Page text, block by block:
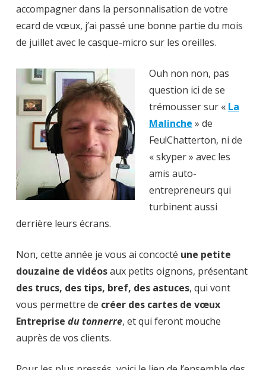
accompagner dans la personnalisation de votre
ecard de vœux, j’ai passé une bonne partie du mois
de juillet avec le casque-micro sur les oreilles.
Ouh non non, pas
question ici de se
trémousser sur « La
Malinche » de
Feu!Chatterton, ni de
« skyper » avec les
amis auto-
entrepreneurs qui
turbinent aussi
derrière leurs écrans.
Non, cette année je vous ai concocté une petite
douzaine de vidéosaux petits oignons, présentant
des trucs, des tips, bref, des astuces, qui vont
vous permettre de créer des cartes de vœux
Entreprise du tonnerre, et qui feront mouche
auprès de vos clients.